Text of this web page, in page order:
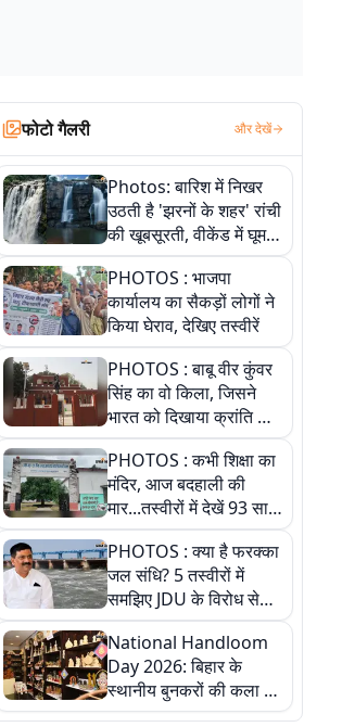
फोटो गैलरी और देखें
Photos: बारिश में निखर
उठती है 'झरनों के शहर' रांची
की खूबसूरती, वीकेंड में घूम
आएं ये 5 वादियां
PHOTOS : भाजपा
कार्यालय का सैकड़ों लोगों ने
किया घेराव, देखिए तस्वीरें
PHOTOS : बाबू वीर कुंवर
सिंह का वो किला, जिसने
भारत को दिखाया क्रांति का
रास्ता: तस्वीरों में देखिए
PHOTOS : कभी शिक्षा का
मंदिर, आज बदहाली की
मार...तस्वीरों में देखें 93 साल
पुराने इस हाई स्कूल की
हकीकत
PHOTOS : क्या है फरक्का
जल संधि? 5 तस्वीरों में
समझिए JDU के विरोध से
लेकर बिहार पर असर तक
पूरी कहानी
National Handloom
Day 2026: बिहार के
स्थानीय बुनकरों की कला को
सलाम, तस्वीरों में देखें